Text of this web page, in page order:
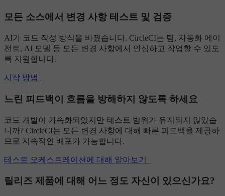
모든 소스에서 변경 사항 테스트 및 검증
AI가 코드 작성 방식을 바꿨습니다. CircleCI는 팀, 자동화 에이
전트, AI 모델 등 모든 변경 사항에서 안심하고 작업할 수 있도
록 지원합니다.
시작 방법
느린 피드백이 흐름을 방해하지 않도록 하세요
코드 개발이 가속화되었지만 테스트 범위가 유지되지 않았습
니까? CircleCI는 모든 변경 사항에 대해 빠른 피드백을 제공하
므로 지속적인 배포가 가능합니다.
테스트 오케스트레이션에 대해 알아보기
릴리즈 제품에 대해 어느 정도 자신이 있으신가요?